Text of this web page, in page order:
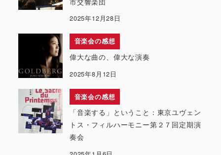
2025年12月28日
音楽会の感想
偉大な曲の、偉大な演奏
2025年8月12日
音楽会の感想
「音楽する」ということ：東京ユヴェン
トス・フィルハーモニー第２７回定期演
奏会